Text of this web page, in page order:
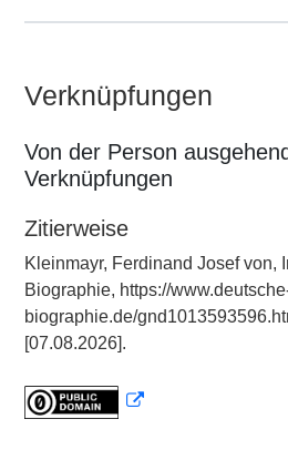
Verknüpfungen
Von der Person
Verknüpfungen
Zitierweise
Kleinmayr, Ferdinand Josef von,
Biographie, https://
biographie.de/
[07.08.2026].